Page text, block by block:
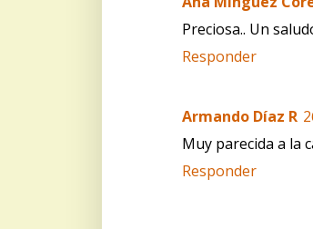
Preciosa.. Un
Responder
Armando Díaz R
Muy parecida a la
Responder